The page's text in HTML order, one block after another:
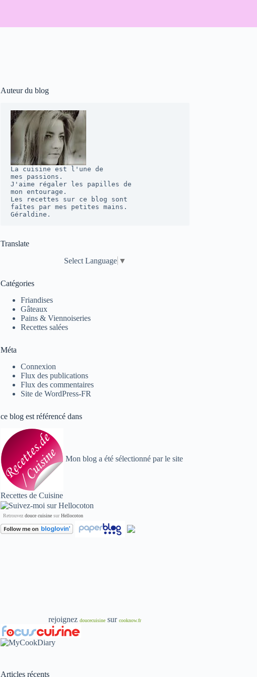
Auteur du blog
La cuisine est l'une de
mes passions.
J'aime régaler les papilles de
mon entourage.
Les recettes sur ce blog sont
faîtes par mes petites mains.
Géraldine.
Translate
Select Language ▼
Catégories
Friandises
Gâteaux
Pains & Viennoiseries
Recettes salées
Méta
Connexion
Flux des publications
Flux des commentaires
Site de WordPress-FR
ce blog est référencé dans
Mon blog a été sélectionné par le site
Recettes de Cuisine
Retrouvez douce cuisinesurHellocoton
rejoignezdoucecuisine surcooknow.fr
Articles récents